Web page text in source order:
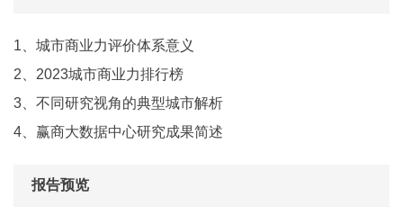
1、城市商业力评价体系意义
2、2023城市商业力排行榜
3、不同研究视角的典型城市解析
4、赢商大数据中心研究成果简述
报告预览